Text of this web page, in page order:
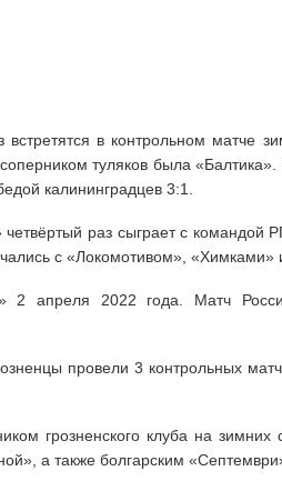
в контрольном матче
туляков была
калининградцев 3:1.
раз сыграет с командой
с «Локомотивом»,
2 апреля 2022 года. Матч
провели 3 контрольных
грозненского клуба на
а также болгарским